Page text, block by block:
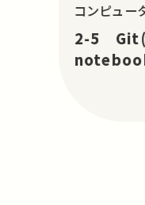
コンピュー
2-5